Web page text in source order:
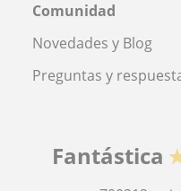
Comunidad
Novedades y Blog
Preguntas y
Fantástica